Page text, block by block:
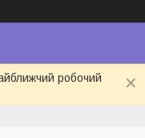
робочий